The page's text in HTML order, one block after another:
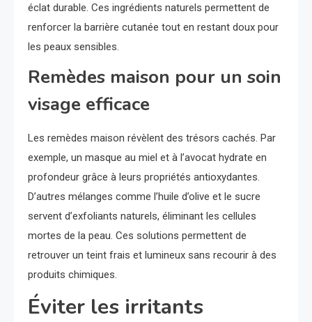
éclat durable. Ces ingrédients naturels permettent de
renforcer la barrière cutanée tout en restant doux pour
les peaux sensibles.
Remèdes maison pour un soin
visage efficace
Les remèdes maison révèlent des trésors cachés. Par
exemple, un masque au miel et à l’avocat hydrate en
profondeur grâce à leurs propriétés antioxydantes.
D’autres mélanges comme l’huile d’olive et le sucre
servent d’exfoliants naturels, éliminant les cellules
mortes de la peau. Ces solutions permettent de
retrouver un teint frais et lumineux sans recourir à des
produits chimiques.
Éviter les irritants